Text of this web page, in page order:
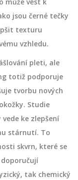
jsou černé tečky
texturu
vzhledu.
pleti, ale
totiž podporuje
tvorbu nových
Studie
ke zlepšení
stárnutí. To
skvrn, které se
tak chemický